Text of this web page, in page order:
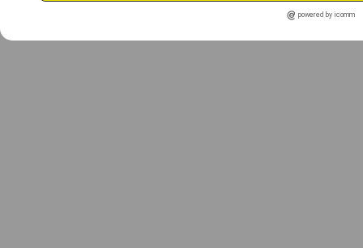
powered by icomm